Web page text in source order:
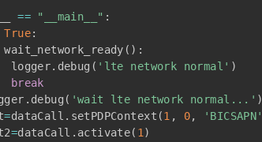
== "__main__" :
True:
wait_network_ready ( ) :
logger
. debug ( 'lte network normal' )
break
. debug ( 'wait lte network normal...' )
=dataCall . setPDPContext (1 , 0, 'BICSAPN'
=dataCall . activate( 1 )